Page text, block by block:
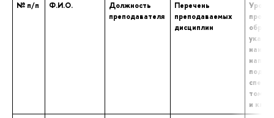
№ п/п Ф.И.О.
Должность
преподавателя
Перечень
преподаваемых
дисциплин
том
и